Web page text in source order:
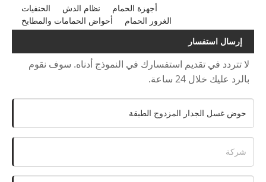
الحنفيات
نظام الدش
أجهزة الحمام
أحواض الحمامات والمطابخ
الغرور الحمام
إرسال استفسار
لا تتردد في تقديم استفسارك في النموذج أدناه. سوف نقوم
بالرد عليك خلال 24 ساعة.